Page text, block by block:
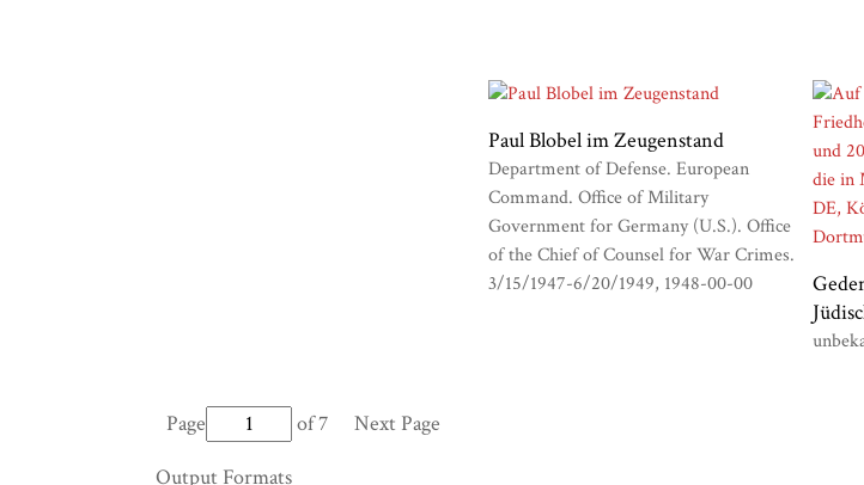
Paul Blobel im Zeugenstand
Department of Defense. European
Command. Office of Military
Government for Germany (U.S.). Office
of the Chief of Counsel for War Crimes.
3/15/1947-6/20/1949 1948-00-00
Page of 7
Next Page
Output Formats